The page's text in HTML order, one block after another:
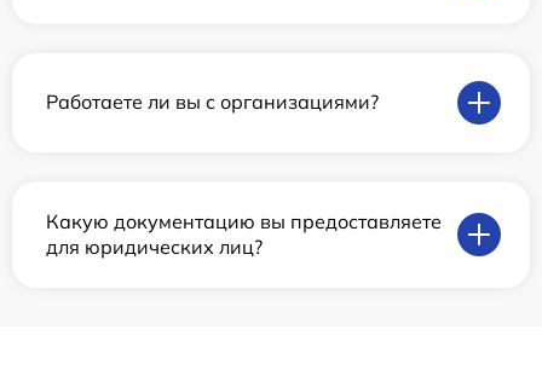
Работаете ли вы с организациями?
Какую документацию вы предоставляете
для юридических лиц?